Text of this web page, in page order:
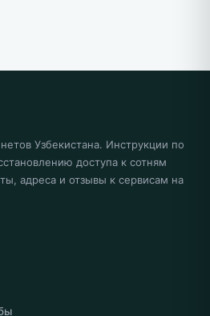
Узбекистана. Инструкции по
доступа к сотням
адреса и отзывы к сервисам на